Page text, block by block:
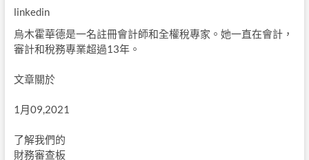
linkedin
烏木霍華德是一名註冊會計師和全權稅專家。她一直在會計，
審計和稅務專業超過13年。
文章關於
1月09,2021
了解我們的
財務審查板